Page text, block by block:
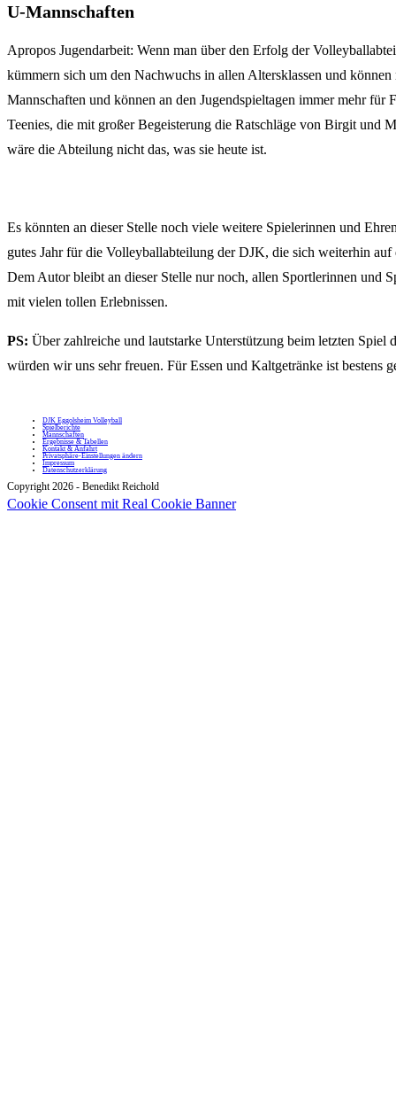
U-Mannschaften
Apropos Jugendarbeit: Wenn man über den Erfolg der
kümmern sich um den Nachwuchs in allen Altersklassen und
Mannschaften und können an den Jugendspieltagen immer mehr
Teenies, die mit großer Begeisterung die Ratschläge von Birgit und
wäre die Abteilung nicht das, was sie heute ist.
Es könnten an dieser Stelle noch viele weitere Spielerinnen und
gutes Jahr für die Volleyballabteilung der DJK, die sich weiterhin
Dem Autor bleibt an dieser Stelle nur noch, allen Sportlerinnen und
mit vielen tollen Erlebnissen.
PS: Über zahlreiche und lautstarke Unterstützung beim letzten Spiel
würden wir uns sehr freuen. Für Essen und Kaltgetränke ist bestens
DJK Eggolsheim Volleyball
Spielberichte
Mannschaften
Ergebnisse & Tabellen
Kontakt & Anfahrt
Privatsphäre-Einstellungen ändern
Impressum
Datenschutzerklärung
Copyright 2026 - Benedikt Reichold
Cookie Consent mit Real Cookie Banner